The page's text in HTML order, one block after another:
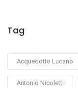
Tag
Acquedotto Lucano
Antonio Nicoletti